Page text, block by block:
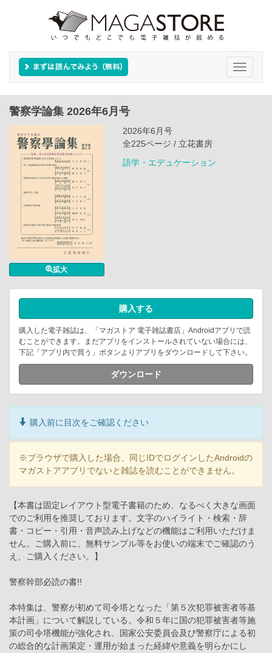
Toggle
警察学論集 2026年6月号
拡大
2026年6月号
全225ページ / 立花書房
語学・エデュケーション
購入する
購入した電子雑誌は、「マガストア 電子雑誌書店」Androidアプリで読
むことができます。まだアプリをインストールされていない場合には、
下記「アプリ内で買う」ボタンよりアプリをダウンロードして下さい。
ダウンロード
購入前に目次をご確認ください
※ブラウザで購入した場合、同じIDでログインしたAndroidの
マガストアアプリでないと雑誌を読むことができません。
【本書は固定レイアウト型電子書籍のため、なるべく大きな画面
でのご利用を推奨しております。文字のハイライト・検索・辞
書・コピー・引用・音声読み上げなどの機能はご利用いただけま
せん。ご購入前に、無料サンプル等をお使いの端末でご確認のう
え、ご購入ください。】
警察幹部必読の書!!
本特集は、警察が初めて司令塔となった「第５次犯罪被害者等基
本計画」について解説している。令和５年に国の犯罪被害者等施
策の司令塔機能が強化され、国家公安委員会及び警察庁による初
の総合的な計画策定・運用が始まった経緯や意義を明らかにし